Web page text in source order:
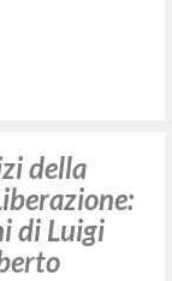
della
di Luigi